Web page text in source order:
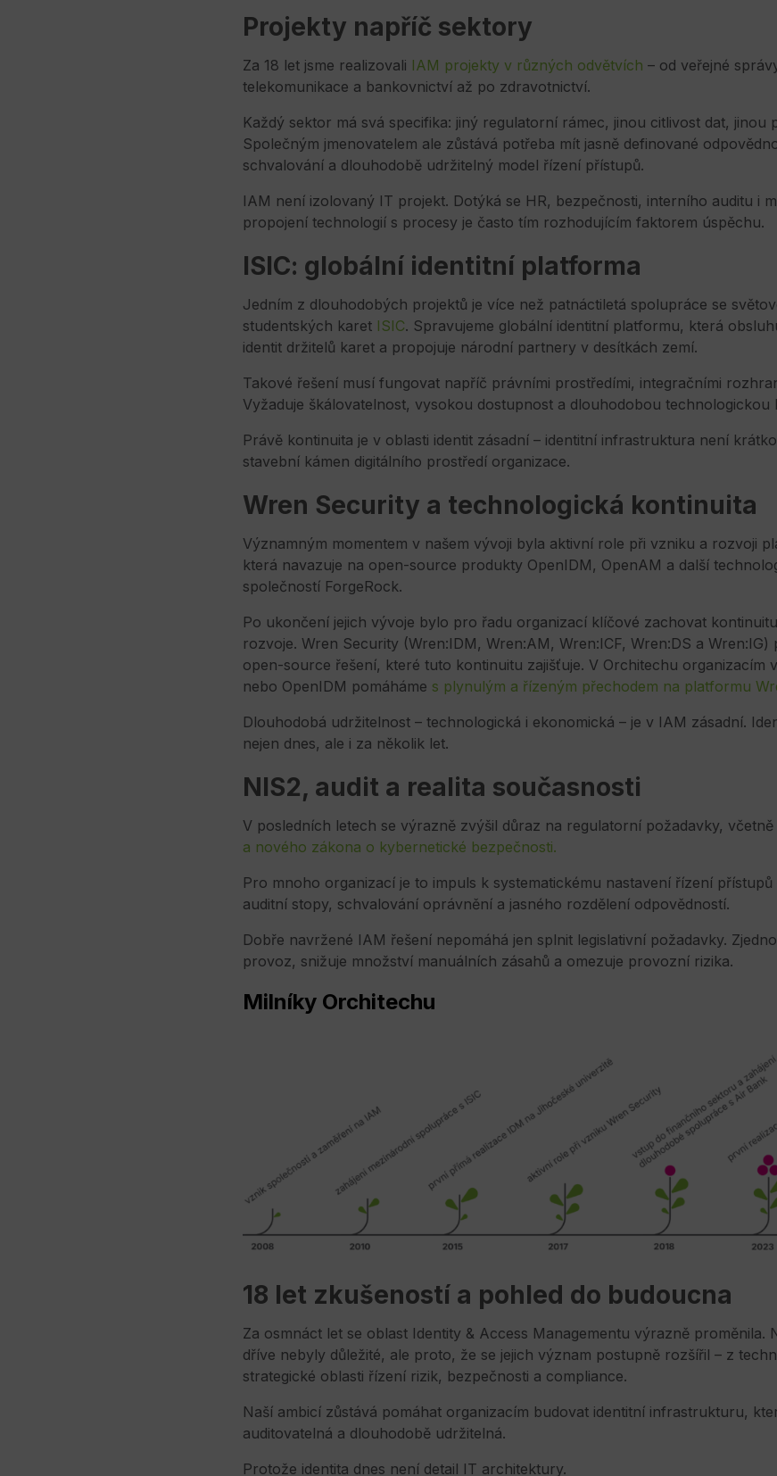
Projekty napříč sektory
Za 18 let jsme realizovali IAM projekty v různých odvětvích – od veřejné
telekomunikace a bankovnictví až po zdravotnictví.
Každý sektor má svá specifika: jiný regulatorní rámec, jinou citlivost dat, jinou
Společným jmenovatelem ale zůstává potřeba mít jasně definované
schvalování a dlouhodobě udržitelný model řízení přístupů.
IAM není izolovaný IT projekt. Dotýká se HR, bezpečnosti, interního auditu i
propojení technologií s procesy je často tím rozhodujícím faktorem úspěchu.
ISIC: globální identitní platforma
Jedním z dlouhodobých projektů je více než patnáctiletá spolupráce se
studentských karet ISIC. Spravujeme globální identitní platformu, která
identit držitelů karet a propojuje národní partnery v desítkách zemí.
Takové řešení musí fungovat napříč právními prostředími, integračními
Vyžaduje škálovatelnost, vysokou dostupnost a dlouhodobou technologickou
Právě kontinuita je v oblasti identit zásadní – identitní infrastruktura není
stavební kámen digitálního prostředí organizace.
Wren Security a technologická kontinuita
Významným momentem v našem vývoji byla aktivní role při vzniku a rozvoji
která navazuje na open-source produkty OpenIDM, OpenAM a další
společností ForgeRock.
Po ukončení jejich vývoje bylo pro řadu organizací klíčové zachovat
rozvoje. Wren Security (Wren:IDM, Wren:AM, Wren:ICF, Wren:DS a Wren:IG)
open-source řešení, které tuto kontinuitu zajišťuje. V Orchitechu organizacím
nebo OpenIDM pomáháme s plynulým a řízeným přechodem na platformu
Dlouhodobá udržitelnost – technologická i ekonomická – je v IAM zásadní.
nejen dnes, ale i za několik let.
NIS2, audit a realita současnosti
V posledních letech se výrazně zvýšil důraz na regulatorní požadavky,
a nového zákona o kybernetické bezpečnosti.
Pro mnoho organizací je to impuls k systematickému nastavení řízení přístupů
auditní stopy, schvalování oprávnění a jasného rozdělení odpovědností.
Dobře navržené IAM řešení nepomáhá jen splnit legislativní požadavky.
provoz, snižuje množství manuálních zásahů a omezuje provozní rizika.
Milníky Orchitechu
18 let zkušeností a pohled do budoucna
Za osmnáct let se oblast Identity & Access Managementu výrazně proměnila.
dříve nebyly důležité, ale proto, že se jejich význam postupně rozšířil – z
strategické oblasti řízení rizik, bezpečnosti a compliance.
Naší ambicí zůstává pomáhat organizacím budovat identitní infrastrukturu,
auditovatelná a dlouhodobě udržitelná.
Protože identita dnes není detail IT architektury.